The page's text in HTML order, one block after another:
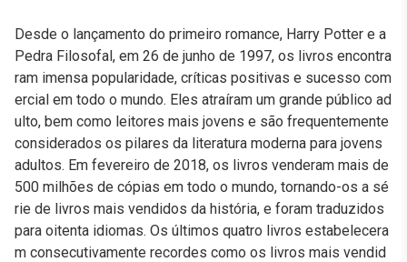
Desde o lançamento do primeiro romance, Harry Potter e a
Pedra Filosofal, em 26 de junho de 1997, os livros encontra
ram imensa popularidade, críticas positivas e sucesso com
ercial em todo o mundo. Eles atraíram um grande público ad
ulto, bem como leitores mais jovens e são frequentemente
considerados os pilares da literatura moderna para jovens
adultos. Em fevereiro de 2018, os livros venderam mais de
500 milhões de cópias em todo o mundo, tornando-os a sé
rie de livros mais vendidos da história, e foram traduzidos
para oitenta idiomas. Os últimos quatro livros estabelecera
m consecutivamente recordes como os livros mais vendid